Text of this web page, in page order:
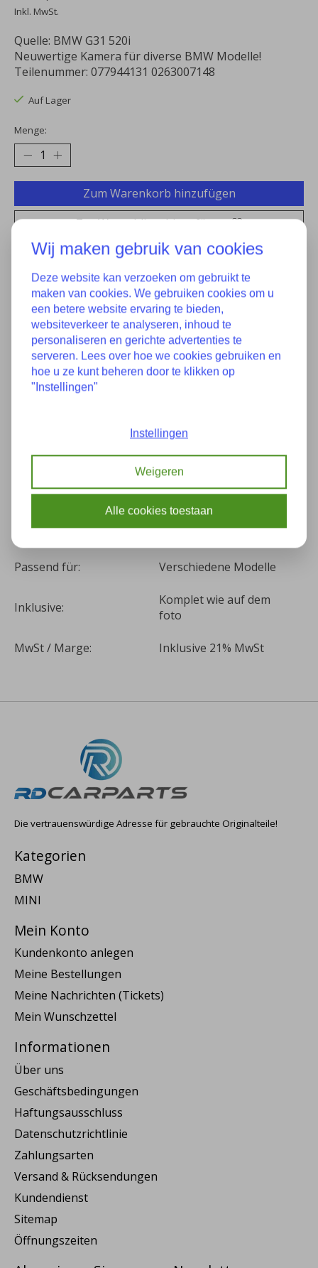
Inkl. MwSt.
Quelle: BMW G31 520i
Neuwertige Kamera für diverse BMW Modelle!
Teilenummer: 077944131 0263007148
Auf Lager
Menge:
Zum Warenkorb hinzufügen
Zur Wunschliste hinzufügen
Kaufen
Zum Vergleich hinzufügen
Eigenschaften
077944131 0263007148
12-2018
Passend für: Verschiedene Modelle
Inklusive:
Komplet wie auf dem
foto
MwSt / Marge: Inklusive 21% MwSt
Die vertrauenswürdige Adresse für gebrauchte Originalteile!
Kategorien
BMW
MINI
Mein Konto
Kundenkonto anlegen
Meine Bestellungen
Meine Nachrichten (Tickets)
Mein Wunschzettel
Informationen
Über uns
Geschäftsbedingungen
Haftungsausschluss
Datenschutzrichtlinie
Zahlungsarten
Versand & Rücksendungen
Kundendienst
Sitemap
Öffnungszeiten
Wij maken gebruik van cookies
Deze website kan verzoeken om gebruikt te
maken van cookies. We gebruiken cookies om u
een betere website ervaring te bieden,
websiteverkeer te analyseren, inhoud te
personaliseren en gerichte advertenties te
serveren. Lees over hoe we cookies gebruiken en
hoe u ze kunt beheren door te klikken op
"Instellingen"
Instellingen
Weigeren
Alle cookies toestaan